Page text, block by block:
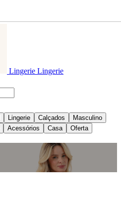
Lingerie Lingerie
Lingerie Calçados
Masculino
Acessórios Casa Oferta